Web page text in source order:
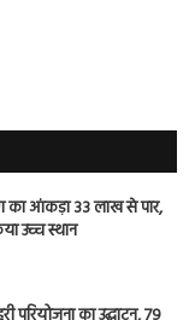
का आंकड़ा 33 लाख से पार,
उच्च स्थान